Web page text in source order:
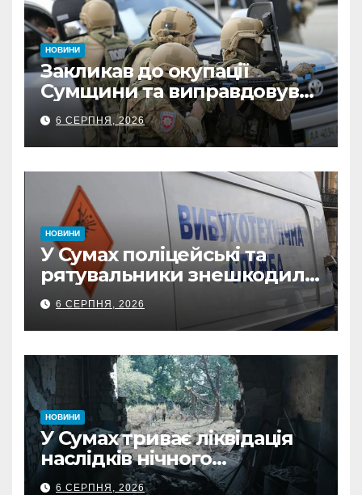
НОВИНИ
Закликав до окупації
Сумщини та виправдовував
обстріли: СБУ викрила
прокремлівського агітатора
з Охтирки
6 СЕРПНЯ, 2026
НОВИНИ
У Сумах поліцейські та
рятувальники знешкодили
500-кілограмову авіабомбу
росіян
6 СЕРПНЯ, 2026
НОВИНИ
У Сумах триває ліквідація
наслідків нічного
масованого удару КАБами
6 СЕРПНЯ, 2026